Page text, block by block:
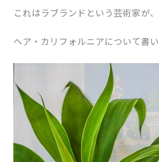
これはラブランドという芸術家が、
ヘア・カリフォルニアについて書い